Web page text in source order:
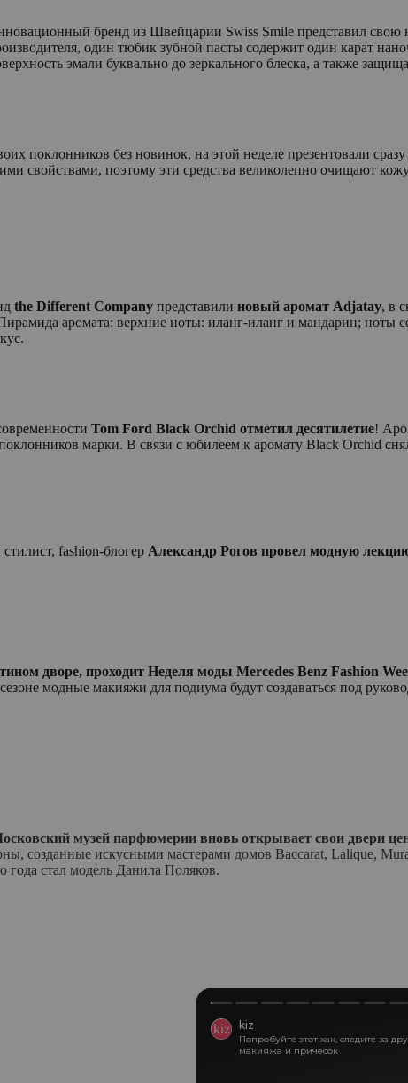
бренд из Швейцарии Swiss Smile представил свою
один тюбик зубной пасты содержит один карат
эмали буквально до зеркального блеска, а также
поклонников без новинок, на этой неделе презентовали сразу
свойствами, поэтому эти средства великолепно очищают
the Different Company представили новый аромат Adjatay, в
аромата: верхние ноты: иланг-иланг и мандарин; ноты
Tom Ford Black Orchid отметил десятилетие!
марки. В связи с юбилеем к аромату Black Orchid
fashion-блогер Александр Рогов провел модную
дворе, проходит Неделя моды Mercedes Benz Fashion
модные макияжи для подиума будут создаваться под
музей парфюмерии вновь открывает свои двери
созданные искусными мастерами домов Baccarat, Lalique,
года стал модель Данила Поляков.